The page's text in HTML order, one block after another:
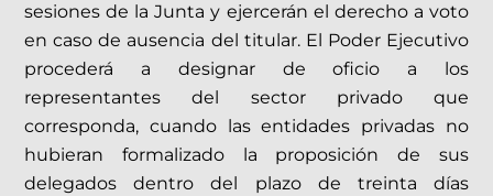
sesiones de la Junta y ejercerán el derecho a voto
en caso de ausencia del titular. El Poder Ejecutivo
procederá a designar de oficio a los
representantes del sector privado que
corresponda, cuando las entidades privadas no
hubieran formalizado la proposición de sus
delegados dentro del plazo de treinta días